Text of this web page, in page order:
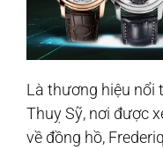
Là thương hiệu nổi
Thuỵ Sỹ, nơi được
về đồng hồ,